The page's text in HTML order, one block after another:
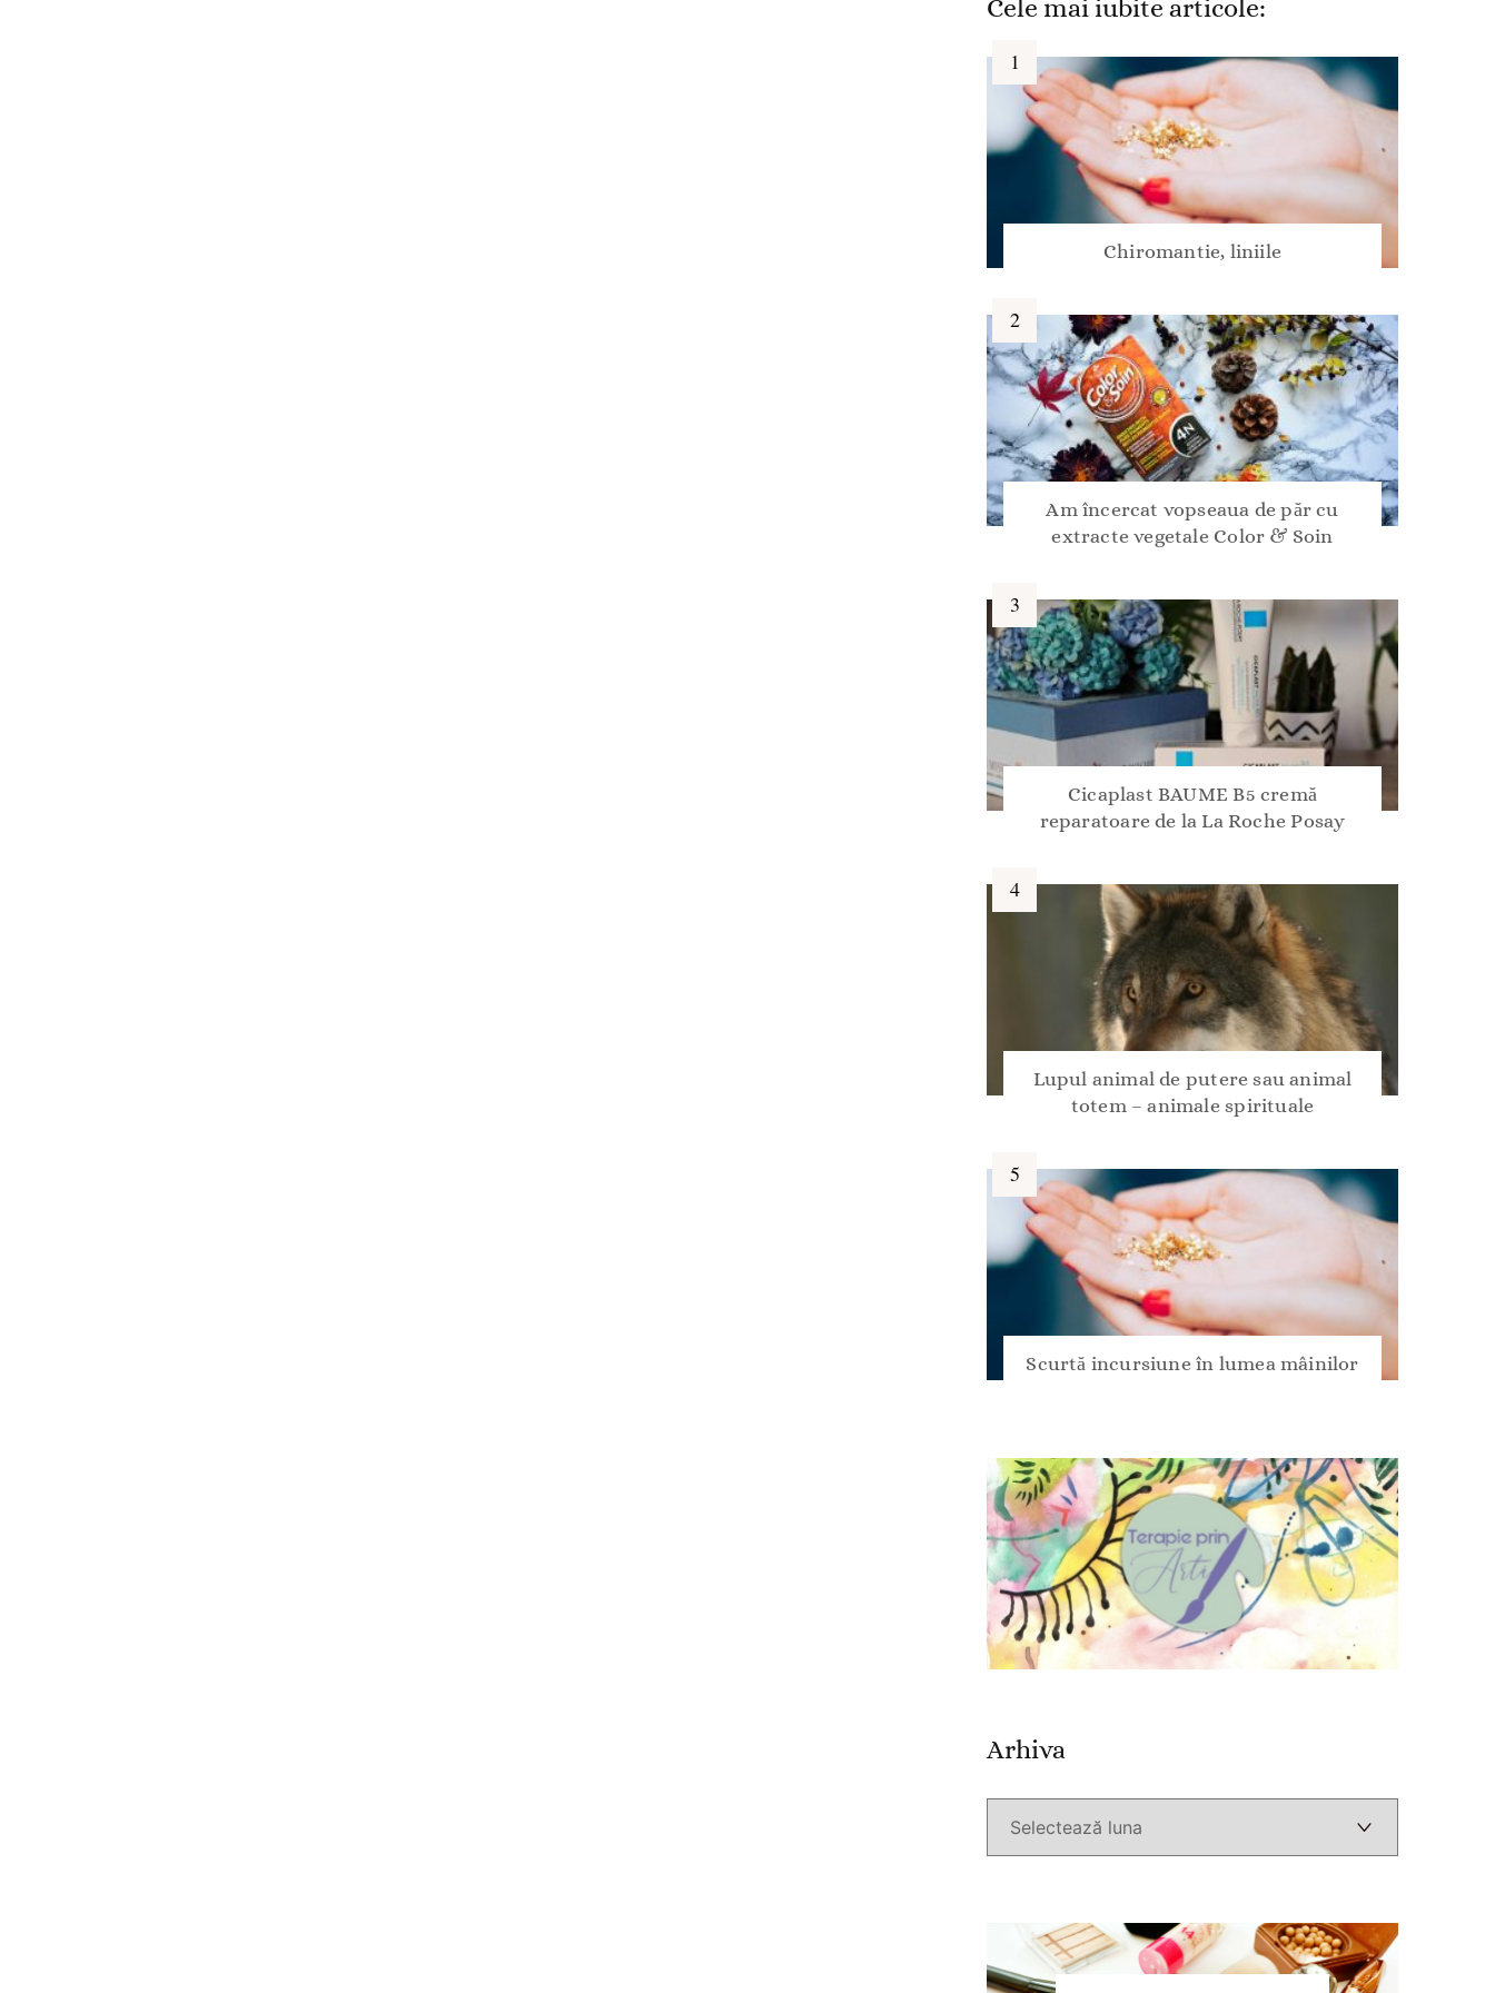
Cele mai iubite articole:
Chiromantie, liniile
Am încercat vopseaua de păr cu
extracte vegetale Color & Soin
Cicaplast BAUME B5 cremă
reparatoare de la La Roche Posay
Lupul animal de putere sau animal
totem – animale spirituale
Scurtă incursiune în lumea mâinilor
Arhiva